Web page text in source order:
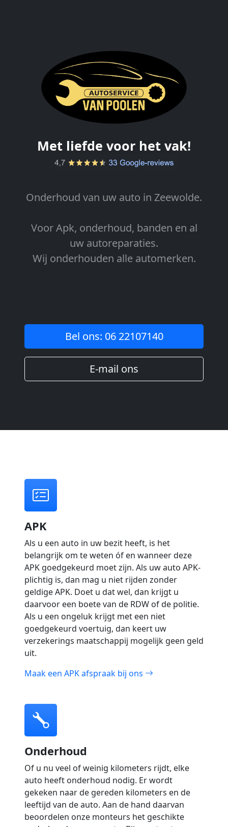
Met liefde voor het vak!
Onderhoud van uw auto in Zeewolde.
Voor Apk, onderhoud, banden en al
uw autoreparaties.
Wij onderhouden alle automerken.
Bel ons: 06 22107140
E-mail ons
APK
Als u een auto in uw bezit heeft, is het
belangrijk om te weten óf en wanneer deze
APK goedgekeurd moet zijn. Als uw auto APK-
plichtig is, dan mag u niet rijden zonder
geldige APK. Doet u dat wel, dan krijgt u
daarvoor een boete van de RDW of de politie.
Als u een ongeluk krijgt met een niet
goedgekeurd voertuig, dan keert uw
verzekerings maatschappij mogelijk geen geld
uit.
Maak een APK afspraak bij ons
Onderhoud
Of u nu veel of weinig kilometers rijdt, elke
auto heeft onderhoud nodig. Er wordt
gekeken naar de gereden kilometers en de
leeftijd van de auto. Aan de hand daarvan
beoordelen onze monteurs het geschikte